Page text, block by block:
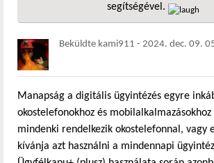
segítségével.
Beküldte kami911 - 2024. dec. 09.
Manapság a digitális ügyintézés egyre
okostelefonokhoz és
mindenki rendelkezik okostelefonnal, vagy
kívánja azt használni a mindennapi